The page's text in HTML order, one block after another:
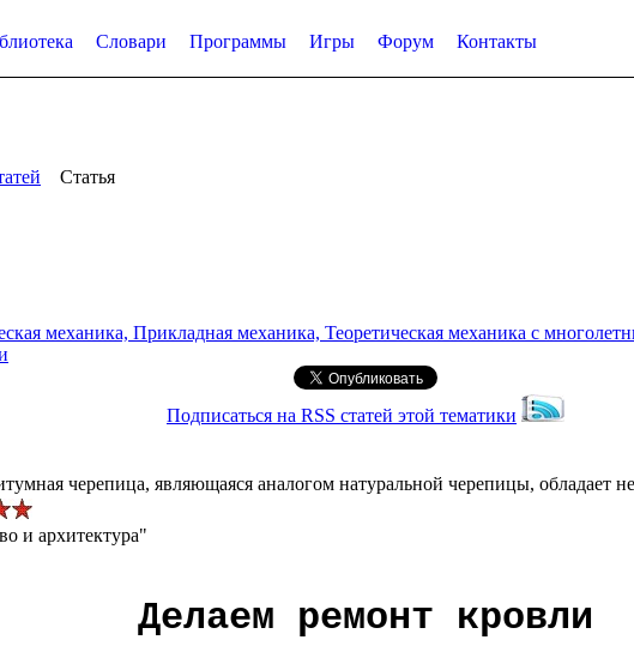
Словари Программы Игры Форум Контакты
Статья
механика, Прикладная механика, Теоретическая механика с
Подписаться на RSS статей этой тематики
черепица, являющаяся аналогом натуральной черепицы, обладает
и архитектура"
Делаем ремонт кровли